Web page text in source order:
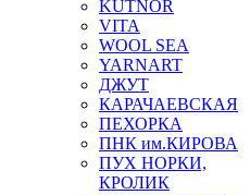
KUTNOR
VITA
WOOL SEA
YARNART
ДЖУТ
КАРАЧАЕВСКАЯ
ПЕХОРКА
ПНК им.КИРОВА
ПУХ НОРКИ,
КРОЛИК